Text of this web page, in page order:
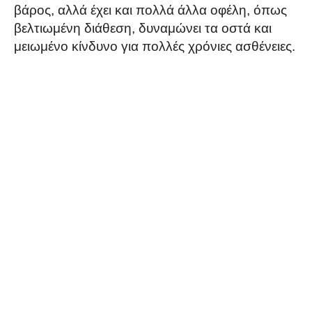
βάρος, αλλά έχει και πολλά άλλα οφέλη, όπως
βελτιωμένη διάθεση, δυναμώνει τα οστά και
μειωμένο κίνδυνο για πολλές χρόνιες ασθένειες.